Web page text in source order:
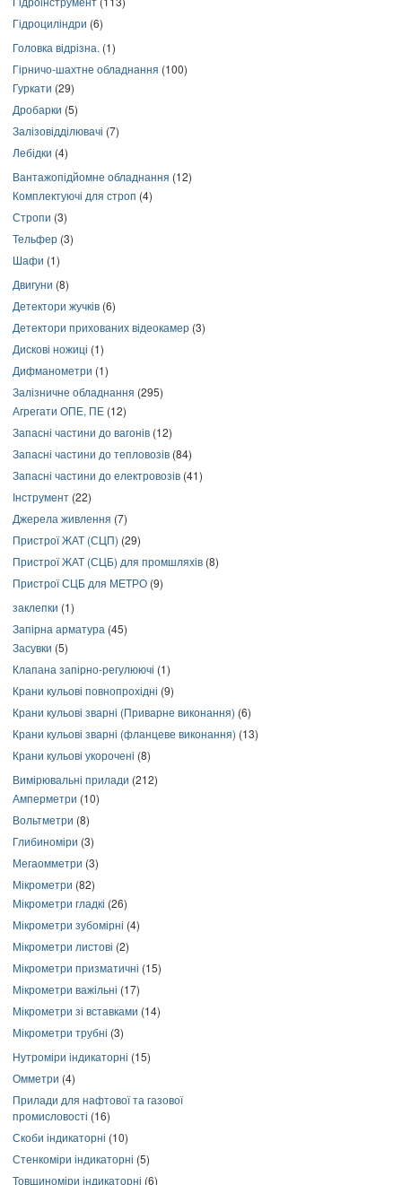
Гідроциліндри (6)
Головка відрізна. (1)
Гірничо-шахтне обладнання (100)
Гуркати (29)
Дробарки (5)
Залізовідділювачі (7)
Лебідки (4)
Вантажопідйомне обладнання (12)
Комплектуючі для строп (4)
Стропи (3)
Тельфер (3)
Шафи (1)
Двигуни (8)
Детектори жучків (6)
Детектори прихованих відеокамер (3)
Дискові ножиці (1)
Дифманометри (1)
Залізничне обладнання (295)
Агрегати ОПЕ, ПЕ (12)
Запасні частини до вагонів (12)
Запасні частини до тепловозів (84)
Запасні частини до електровозів (41)
Інструмент (22)
Джерела живлення (7)
Пристрої ЖАТ (СЦП) (29)
Пристрої ЖАТ (СЦБ) для промшляхів (8)
Пристрої СЦБ для МЕТРО (9)
заклепки (1)
Запірна арматура (45)
Засувки (5)
Клапана запірно-регулюючі (1)
Крани кульові повнопрохідні (9)
Крани кульові зварні (Приварне виконання) (6)
Крани кульові зварні (фланцеве виконання) (13)
Крани кульові укорочені (8)
Вимірювальні прилади (212)
Амперметри (10)
Вольтметри (8)
Глибиноміри (3)
Мегаомметри (3)
Мікрометри (82)
Мікрометри гладкі (26)
Мікрометри зубомірні (4)
Мікрометри листові (2)
Мікрометри призматичні (15)
Мікрометри важільні (17)
Мікрометри зі вставками (14)
Мікрометри трубні (3)
Нутроміри індикаторні (15)
Омметри (4)
Прилади для нафтової та газової
промисловості (16)
Скоби індикаторні (10)
Стенкоміри індикаторні (5)
Товщиноміри індикаторні (6)